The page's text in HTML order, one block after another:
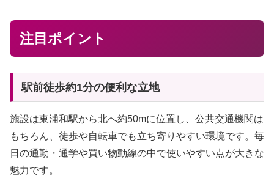
注目ポイント
駅前徒歩約1分の便利な立地
施設は東浦和駅から北へ約50mに位置し、公共交通機関は
もちろん、徒歩や自転車でも立ち寄りやすい環境です。毎
日の通勤・通学や買い物動線の中で使いやすい点が大きな
魅力です。